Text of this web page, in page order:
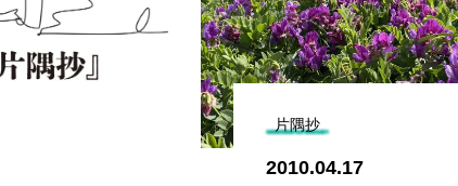
片隅抄
2010.04.17